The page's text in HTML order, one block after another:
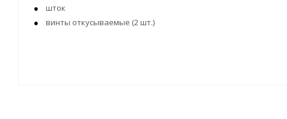
шток
винты откусываемые (2 шт.)